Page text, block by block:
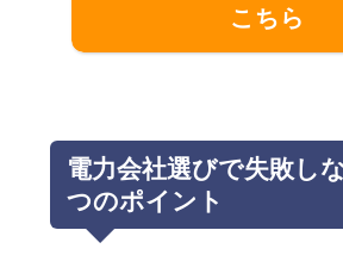
こちら
電力会社選びで失敗し
つのポイント